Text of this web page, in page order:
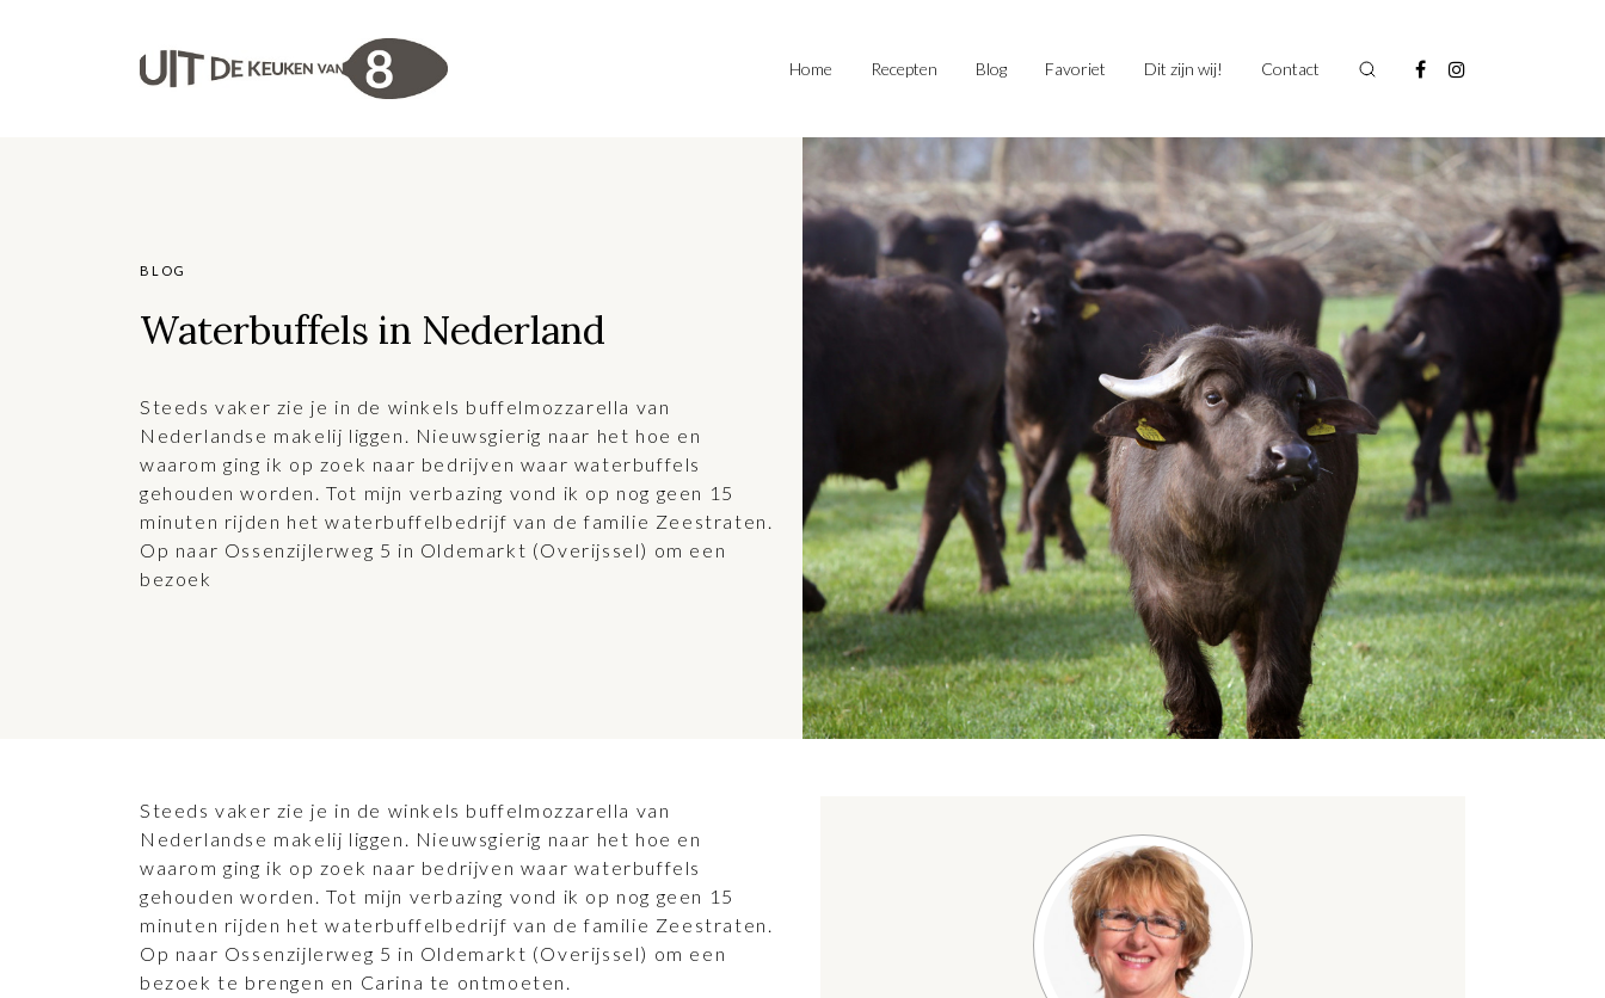
Home Recepten Blog Favoriet Dit zijn wij! Contact
BLOG
Waterbuffels in Nederland
Steeds vaker zie je in de winkels buffelmozzarella van
Nederlandse makelij liggen. Nieuwsgierig naar het hoe en
waarom ging ik op zoek naar bedrijven waar waterbuffels
gehouden worden. Tot mijn verbazing vond ik op nog geen 15
minuten rijden het waterbuffelbedrijf van de familie Zeestraten.
Op naar Ossenzijlerweg 5 in Oldemarkt (Overijssel) om een
bezoek
Steeds vaker zie je in de winkels buffelmozzarella van
Nederlandse makelij liggen. Nieuwsgierig naar het hoe en
waarom ging ik op zoek naar bedrijven waar waterbuffels
gehouden worden. Tot mijn verbazing vond ik op nog geen 15
minuten rijden het waterbuffelbedrijf van de familie Zeestraten.
Op naar Ossenzijlerweg 5 in Oldemarkt (Overijssel) om een
bezoek te brengen en Carina te ontmoeten.